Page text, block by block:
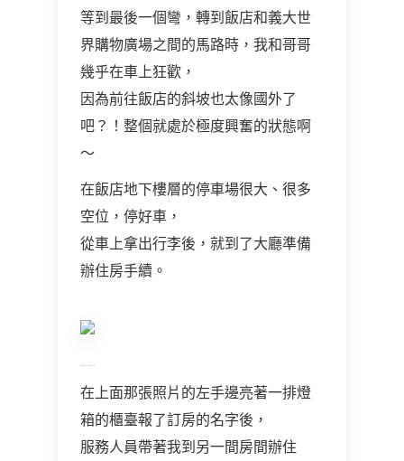
等到最後一個彎，轉到飯店和義大世
界購物廣場之間的馬路時，我和哥哥
幾乎在車上狂歡，
因為前往飯店的斜坡也太像國外了
吧？！整個就處於極度興奮的狀態啊
～
在飯店地下樓層的停車場很大、很多
空位，停好車，
從車上拿出行李後，就到了大廳準備
辦住房手續。
在上面那張照片的左手邊亮著一排燈
箱的櫃臺報了訂房的名字後，
服務人員帶著我到另一間房間辦住